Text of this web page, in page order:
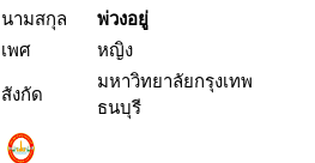
นามสกุล
พ่วงอยู่
เพศ
หญิง
สังกัด
มหาวิทยาลัยกรุงเทพ
ธนบุรี